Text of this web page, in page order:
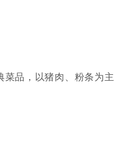
菜品，以猪肉、粉条为